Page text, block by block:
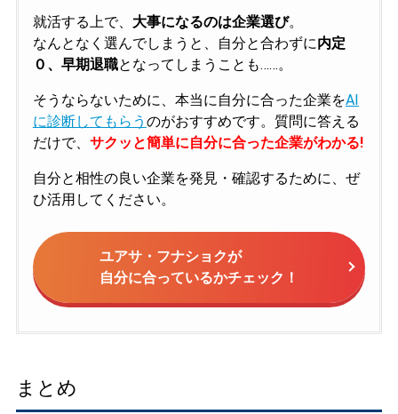
就活する上で、 大事になるのは企業選び。
なんとなく選んでしまうと、自分と合わずに内定
０、早期退職となってしまうことも……。
そうならないために、本当に自分に合った企業をAI
に診断してもらう のがおすすめです。質問に答える
だけで、 サクッと簡単に自分に合った企業がわかる!
自分と相性の良い企業を発見・確認するために、ぜ
ひ活用してください。
ユアサ・フナショクが
自分に合っているかチェック！
まとめ